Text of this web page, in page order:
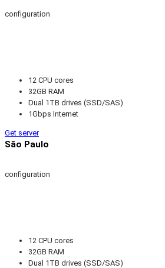
configuration
12 CPU cores
32GB RAM
Dual 1TB drives (SSD/SAS)
1Gbps Internet
Get server
São Paulo
configuration
12 CPU cores
32GB RAM
Dual 1TB drives (SSD/SAS)